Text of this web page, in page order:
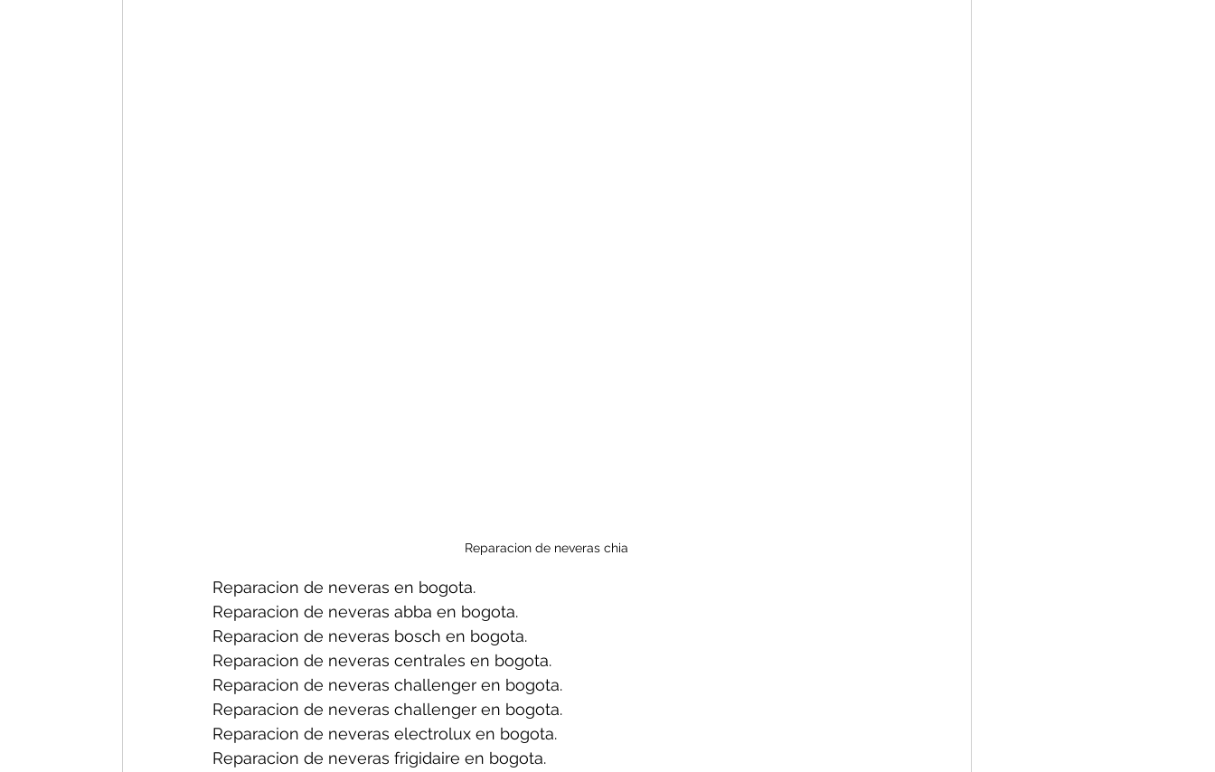
Reparacion de neveras chia
Reparacion de neveras en bogota.
Reparacion de neveras abba en bogota.
Reparacion de neveras bosch en bogota.
Reparacion de neveras centrales en bogota.
Reparacion de neveras challenger en bogota.
Reparacion de neveras challenger en bogota.
Reparacion de neveras electrolux en bogota.
Reparacion de neveras frigidaire en bogota.